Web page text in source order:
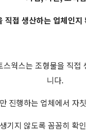
직접 생산하는 업체인
스웍스는 조형물을 직접
니다.
진행하는 업체에서 자
기지 않도록 꼼꼼히 확